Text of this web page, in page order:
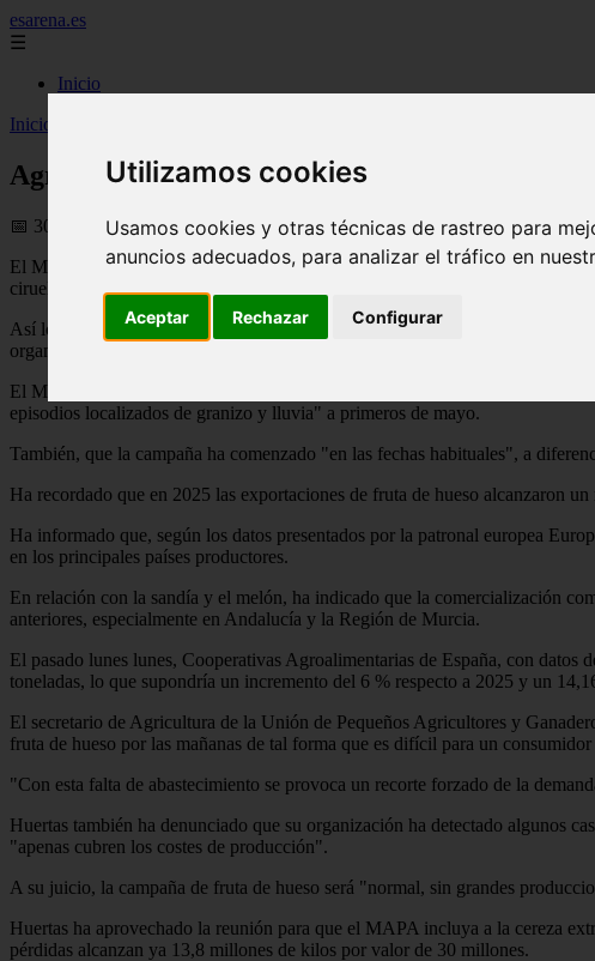
Utilizamos cookies
Usamos cookies y otras técnicas de rastreo para
anuncios adecuados, para analizar el tráfico en
Aceptar Rechazar Configurar
esarena.es
☰
Inicio
Inicio
Agricultura subraya las buenas perspectivas
📅 30/05/2026
El Ministerio de Agricultura, Pesca y Alimentación (MAPA) ha confirmado
ciruela, ha comenzado "con buenas perspectivas comerciales y productivas".
Así lo ha apuntado tras la reunión sectorial mantenida entre la directora
organizaciones agrarias representativas.
El MAPA ha explicado que durante el encuentro se ha constatado que se
episodios localizados de granizo y lluvia" a primeros de mayo.
También, que la campaña ha comenzado "en las fechas habituales", a
Ha recordado que en 2025 las exportaciones de fruta de hueso alcanzaron
Ha informado que, según los datos presentados por la patronal europea
en los principales países productores.
En relación con la sandía y el melón, ha indicado que la comercialización
anteriores, especialmente en Andalucía y la Región de Murcia.
El pasado lunes lunes, Cooperativas Agroalimentarias de España, con
toneladas, lo que supondría un incremento del 6 % respecto a 2025 y un
El secretario de Agricultura de la Unión de Pequeños Agricultores y
fruta de hueso por las mañanas de tal forma que es difícil para un
"Con esta falta de abastecimiento se provoca un recorte forzado de la
Huertas también ha denunciado que su organización ha detectado algunos
"apenas cubren los costes de producción".
A su juicio, la campaña de fruta de hueso será "normal, sin grandes
Huertas ha aprovechado la reunión para que el MAPA incluya a la cereza
pérdidas alcanzan ya 13,8 millones de kilos por valor de 30 millones.